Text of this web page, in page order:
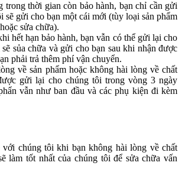
trong thời gian còn bảo hành, bạn chỉ cần gửi
sẽ gửi cho bạn một cái mới (tùy loại sản phẩm
sửa chữa).
hết hạn bảo hành, bạn vẫn có thể gửi lại cho
sủa chữa và gửi cho bạn sau khi nhận được
phải trả thêm phí vận chuyển.
về sản phẩm hoặc không hài lòng về chất
gửi lại cho chúng tôi trong vòng 3 ngày
vẫn như ban đầu và các phụ kiện đi kèm
chúng tôi khi bạn không hài lòng về chất
làm tốt nhất của chúng tôi để sửa chữa vấn